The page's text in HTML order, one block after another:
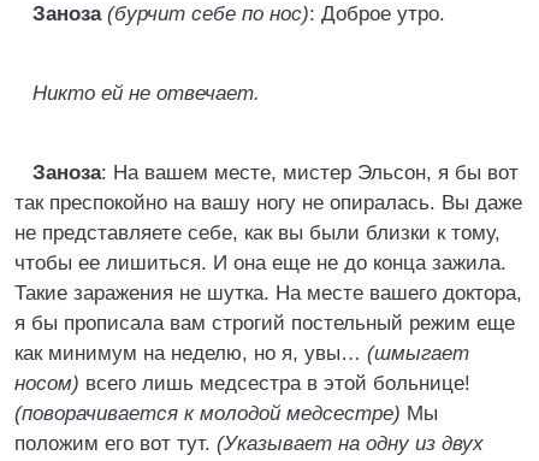
Заноза (бурчит себе по нос): Доброе утро.
Никто ей не отвечает.
Заноза: На вашем месте, мистер Эльсон, я бы вот
так преспокойно на вашу ногу не опиралась. Вы даже
не представляете себе, как вы были близки к тому,
чтобы ее лишиться. И она еще не до конца зажила.
Такие заражения не шутка. На месте вашего доктора,
я бы прописала вам строгий постельный режим еще
как минимум на неделю, но я, увы… (шмыгает
носом) всего лишь медсестра в этой больнице!
(поворачивается к молодой медсестре) Мы
положим его вот тут. (Указывает на одну из двух